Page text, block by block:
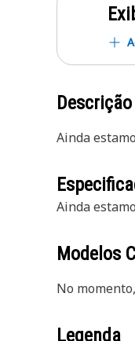
Ainda
Ainda
Modelos
No
Legenda